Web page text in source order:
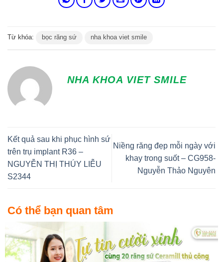
Từ khóa: bọc răng sứ nha khoa viet smile
NHA KHOA VIET SMILE
Kết quả sau khi phục hình sứ
trên trụ implant R36 –
NGUYỄN THỊ THÚY LIỄU
S2344
Niềng răng đẹp mỗi ngày với
khay trong suốt – CG958-
Nguyễn Thảo Nguyên
Có thể bạn quan tâm